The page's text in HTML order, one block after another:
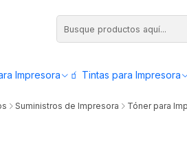
Impresora 🧃 Tintas para Impresora
Compra antes de las 12:00 y
Suministros de Impresora Tóner para